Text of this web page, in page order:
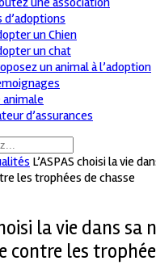
d’adoptions
un Chien
un chat
un animal à l’adoption
d’assurances
L’ASPAS choisi la vie
les trophées de chasse
la vie dans sa
contre les